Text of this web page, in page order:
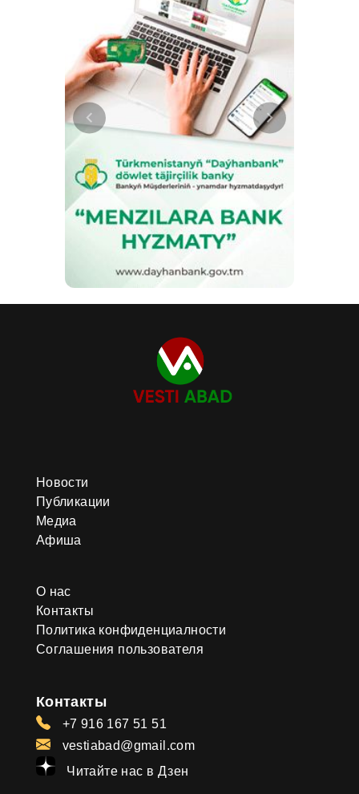
Новости
Публикации
Медиа
Афиша
О нас
Контакты
Политика конфиденциалности
Соглашения пользователя
Контакты
+7 916 167 51 51
vestiabad@gmail.com
Читайте нас в Дзен